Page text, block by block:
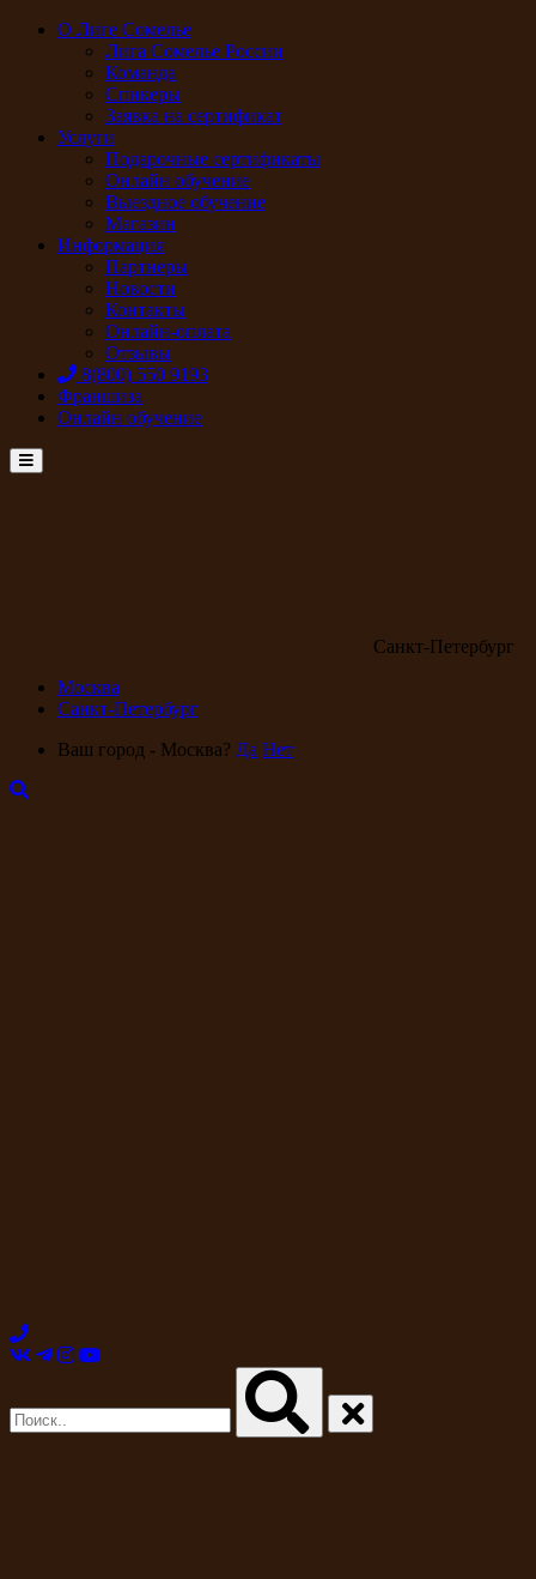
О Лиге Сомелье
Лига Сомелье России
Команда
Спикеры
Заявка на сертификат
Услуги
Подарочные сертификаты
Онлайн обучение
Выездное обучение
Магазин
Информация
Партнеры
Новости
Контакты
Онлайн-оплата
Отзывы
8(800) 550 9193
Франшиза
Онлайн обучение
Menu
Санкт-Петербург
Москва
Санкт-Петербург
Ваш город - Москва? Да Нет